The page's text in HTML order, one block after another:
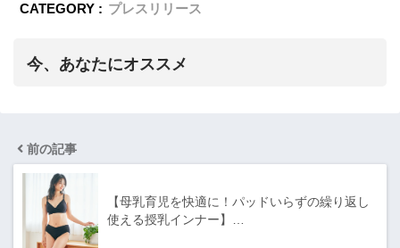
CATEGORY : プレスリリース
今、あなたにオススメ
前の記事
【母乳育児を快適に！パッドいらずの繰り返し
使える授乳インナー】…